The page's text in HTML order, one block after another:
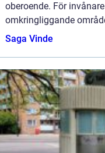
oberoende. För
omkringliggande
trafikskola vara
Saga Vinde